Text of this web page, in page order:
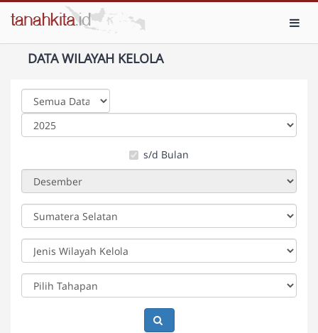
DATA WILAYAH KELOLA
s/d Bulan